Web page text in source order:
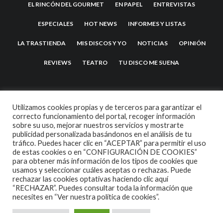
EL RINCÓN DEL GOURMET EN PAPEL ENTREVISTAS
ESPECIALES HOT NEWS INFORMES Y LISTAS
LA TRASTIENDA MIS DISCOS Y YO NOTICIAS OPINIÓN
REVIEWS TEATRO TU DISCO ME SUENA
2007 COPYRIGHT -CODETIPITHEME
Utilizamos cookies propias y de terceros para garantizar el
correcto funcionamiento del portal, recoger información
sobre su uso, mejorar nuestros servicios y mostrarte
publicidad personalizada basándonos en el análisis de tu
tráfico. Puedes hacer clic en “ACEPTAR” para permitir el uso
de estas cookies o en “CONFIGURACIÓN DE COOKIES”
para obtener más información de los tipos de cookies que
usamos y seleccionar cuáles aceptas o rechazas. Puede
rechazar las cookies optativas haciendo clic aquí
“RECHAZAR”. Puedes consultar toda la información que
necesites en “Ver nuestra política de cookies”.